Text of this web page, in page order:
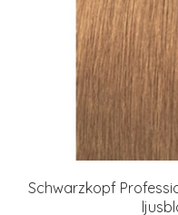
Schwarzkopf